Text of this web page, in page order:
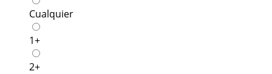
Cualquier
1+
2+